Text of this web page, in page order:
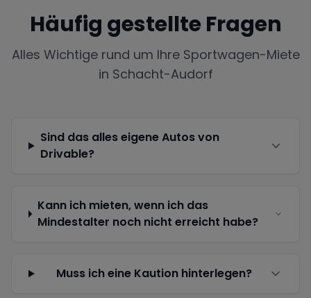
Häufig gestellte Fragen
Alles Wichtige rund um Ihre Sportwagen-Miete
in Schacht-Audorf
Sind das alles eigene Autos von
Drivable?
Kann ich mieten, wenn ich das
Mindestalter noch nicht erreicht habe?
Muss ich eine Kaution hinterlegen?